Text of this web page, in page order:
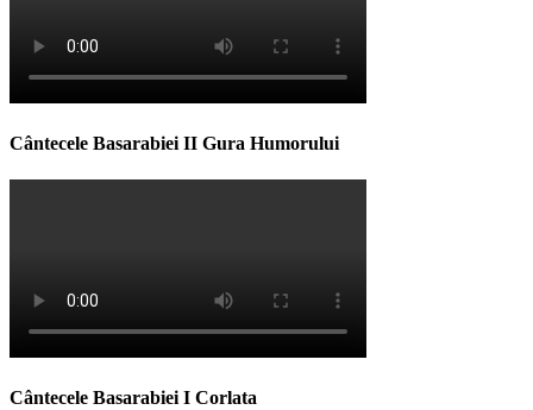
Cântecele Basarabiei II Gura Humorului
Cântecele Basarabiei I Corlata